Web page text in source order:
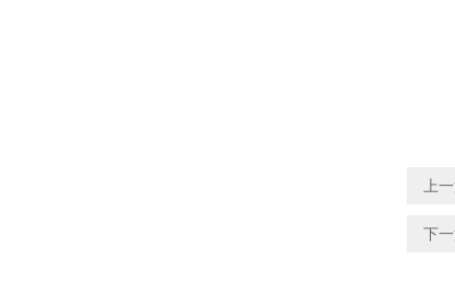
上
下一